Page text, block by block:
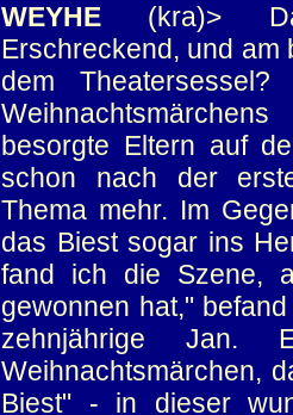
WEYHE (kra)>
Erschreckend, und am
dem
besorgte Eltern auf
schon nach der
Thema mehr. Im
das Biest sogar ins
fand ich die Szene,
gewonnen hat,"
zehnjährige
Weihnachtsmärchen,
Biest" - in dieser